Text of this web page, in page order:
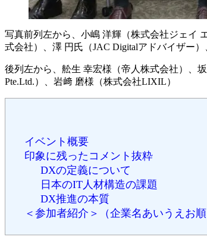
写真前列左から、小嶋 洋輝（株式会社ジェイ
式会社）、澤 円氏（JAC Digitalアドバイザー
後列左から、舩生 幸宏様（帝人株式会社）、
Pte.Ltd.）、岩﨑 磨様（株式会社LIXIL）
イベント概要
印象に残ったコメント抜粋
DXの定義について
日本のIT人材構造の課題
DX推進の本質
＜参加者紹介＞（企業名あいうえお順